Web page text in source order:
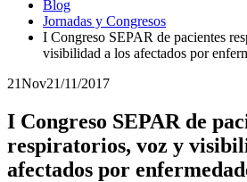
Blog
Jornadas y Congresos
I Congreso SEPAR de pacientes
visibilidad a los afectados por
21Nov21/11/2017
I Congreso SEPAR de
respiratorios, voz y
afectados por